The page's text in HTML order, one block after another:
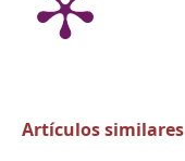
Artículos similares